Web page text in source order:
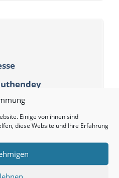
Einige von ihnen sind
diese Website und Ihre Erfahrung